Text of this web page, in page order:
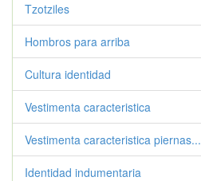
Tzotziles
Hombros para arriba
Cultura identidad
Vestimenta caracteristica
Vestimenta caracteristica piernas...
Identidad indumentaria